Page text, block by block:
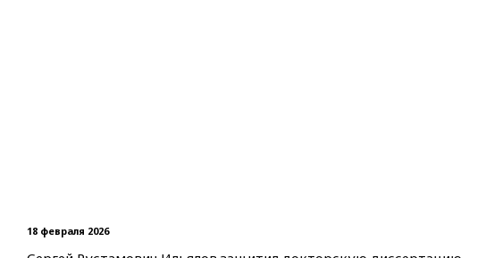
18 февраля 2026